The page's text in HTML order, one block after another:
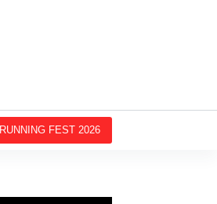
RUNNING FEST 2026